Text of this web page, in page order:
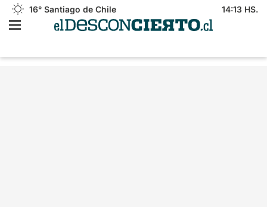
16° Santiago de Chile 14:13 HS.